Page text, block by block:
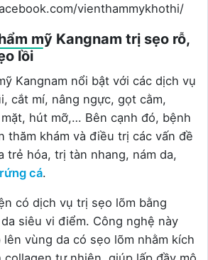
vienthammykhothi/
mỹ Kangnam trị sẹo rỗ,
lồi
Kangnam nổi bật với các dịch vụ
cắt mí, nâng ngực, gọt cằm,
hút mỡ,… Bên cạnh đó, bệnh
thăm khám và điều trị các vấn đề
trẻ hóa, trị tàn nhang, nám da,
cá.
có dịch vụ trị sẹo lõm bằng
siêu vi điểm. Công nghệ này
vùng da có sẹo lõm nhằm kích